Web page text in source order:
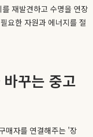
재발견하고 수명을 연장
요한 자원과 에너지를 절
꾸는 중고
매자를 연결해주는 '장